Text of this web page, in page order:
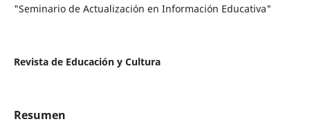
"Seminario de Actualización en Información Educativa"
Revista de Educación y Cultura
Resumen